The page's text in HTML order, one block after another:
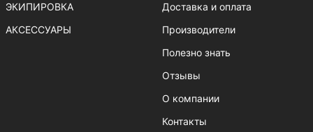
ЭКИПИРОВКА
АКСЕССУАРЫ
Доставка и оплата
Производители
Полезно знать
Отзывы
О компании
Контакты